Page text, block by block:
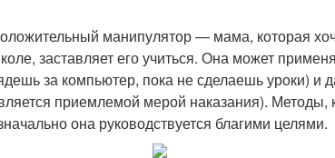
манипулятор — мама, которая
заставляет его учиться. Она может
за компьютер, пока не сделаешь уроки) и
приемлемой мерой наказания). Методы,
она руководствуется благими целями.